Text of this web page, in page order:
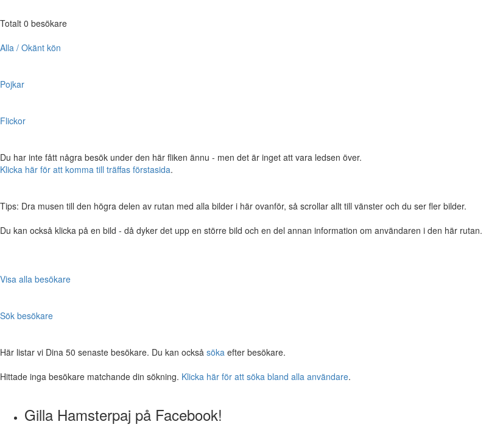
Totalt 0 besökare
Alla / Okänt kön
Pojkar
Flickor
Du har inte fått några besök under den här fliken ännu - men det är inget att vara ledsen över.
Klicka här för att komma till träffas förstasida.
Tips: Dra musen till den högra delen av rutan med alla bilder i här ovanför, så scrollar allt till vänster och du ser fler bilder.
Du kan också klicka på en bild - då dyker det upp en större bild och en del annan information om användaren i den här rutan.
Visa alla besökare
Sök besökare
Här listar vi Dina 50 senaste besökare. Du kan också söka efter besökare.
Hittade inga besökare matchande din sökning. Klicka här för att söka bland alla användare.
Gilla Hamsterpaj på Facebook!